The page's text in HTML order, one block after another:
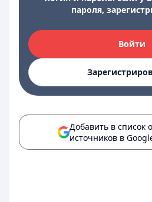
пароля,
Войти
Добавить в список
источников в